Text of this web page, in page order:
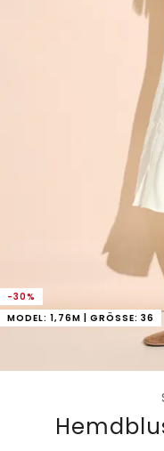
-30%
MODEL: 1,76M | GRÖSSE: 36